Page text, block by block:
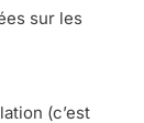
sur les
(c’est